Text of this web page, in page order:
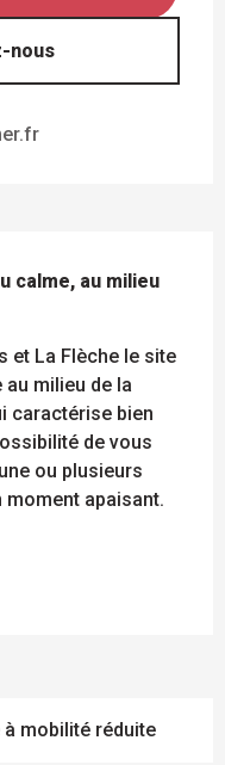
nous
calme, au milieu
et La Flèche le site
milieu de la
caractérise bien
de vous
ou plusieurs
apaisant.
mobilité réduite